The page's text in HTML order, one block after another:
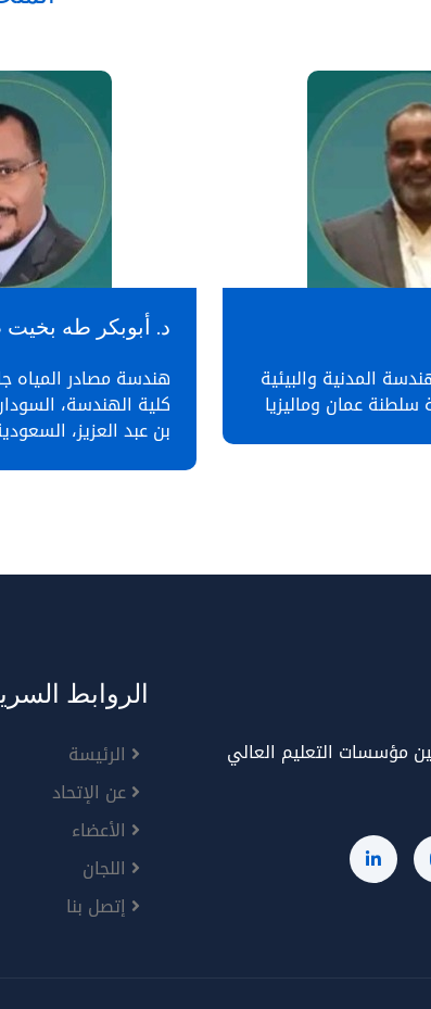
المدنية والبيئية
سلطنة عمان وماليزيا
د. أبوبكر طه
هندسة مصادر المياه
كلية الهندسة،
بن عبد العزيز،
مؤسسات التعليم العالي
الروابط
الرئيسة
عن الإتحاد
الأعضاء
اللجان
إتصل بنا